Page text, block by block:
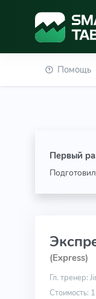
Помощь
Первый
(Express)
Гл. тренер:
Стоимость: